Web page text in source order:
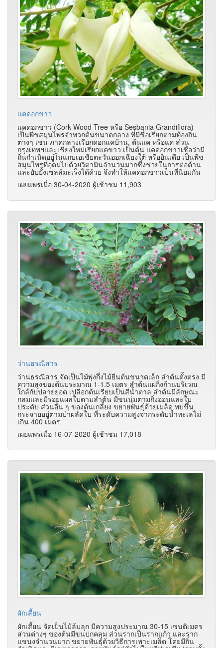
แคดอกขาว
แคดอกขาว (Cork Wood Tree หรือ Sesbania Grandiflora)
เป็นพืชสมุนไพรจำพวกต้นขนาดกลาง ที่มีชื่อเรียกตามท้องถิ่น
ต่างๆ เช่น ภาคกลางเรียกดอกแคบ้าน, ต้นแค หรือแค ส่วน
กรุงเทพฯและเชียงใหม่เรียกแคขาว เป็นต้น แคดอกขาวเชื่อว่ามี
ถิ่นกำเนิดอยู่ในแถบเอเชียตะวันออกเฉียงใต้ หรืออินเดีย เป็นพืช
สมุนไพรที่อุดมไปด้วยวิตามินจำนวนมากซึ่งช่วยในการต่อต้าน
และยับยั้งเซลล์มะเร็งได้ด้วย จึงทำให้แคดอกขาวเป็นที่นิยมกัน
เผยแพร่เมื่อ 30-04-2020 ผู้เช้าชม 11,903
ว่านธรณีสาร
ว่านธรณีสาร จัดเป็นไม้พุ่งกึ่งไม้ยืนต้นขนาดเล็ก ลำต้นตั้งตรง มี
ความสูงของต้นประมาณ 1-1.5 เมตร ลำต้นแผ่กิ่งก้านบริเวณ
ใกล้กับปลายยอด เปลือกต้นเรียบเป็นสีน้ำตาล ลำต้นมีลักษณะ
กลมและมีรอยแผลใบตามลำต้น มีขนนุ่มตามกิ่งอ่อนและใบ
ประดับ ส่วนอื่น ๆ ของต้นเกลี้ยง ขยายพันธุ์ด้วยเมล็ด พบขึ้น
กระจายอยู่ตามป่าผลัดใบ ที่ระดับความสูงจากระดับน้ำทะเลไม่
เกิน 400 เมตร
เผยแพร่เมื่อ 16-07-2020 ผู้เช้าชม 17,018
ผักเสี้ยน
ผักเสี้ยน จัดเป็นไม้ล้มลุก มีความสูงประมาณ 30-15 เซนติเมตร
ส่วนต่างๆ ของต้นมีขนปกคลุม ส่วนรากเป็นรากแก้ว และราก
แขนงจำนวนมาก ขยายพันธุ์ด้วยวิธีการเพาะเมล็ด โดยมีถิ่น